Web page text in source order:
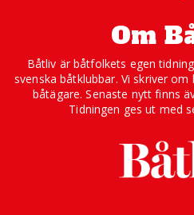
Om
Båtliv är båtfolkets egen
svenska båtklubbar. Vi skriver
båtägare. Senaste nytt finns
Tidningen ges ut med